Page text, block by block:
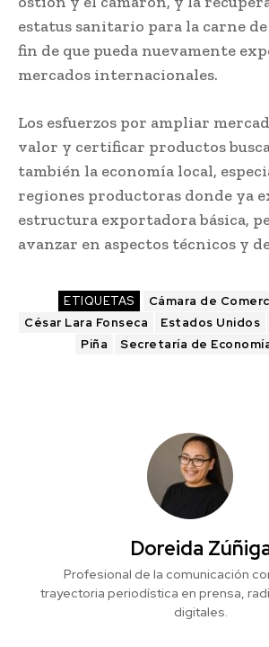
estatus sanitario para la carne
fin de que pueda nuevamente
mercados internacionales.
Los esfuerzos por ampliar
valor y certificar productos
también la economía local,
regiones productoras donde ya
estructura exportadora básica,
avanzar en aspectos técnicos y
ETIQUETAS
Cámara de
César Lara Fonseca
Estados Unidos
Piña
Secretaría de
Doreida
Profesional de la comunicación
trayectoria periodística en prensa,
digitales.